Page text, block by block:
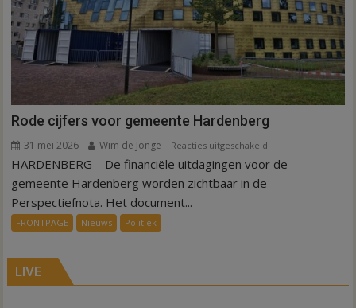
Rode cijfers voor gemeente Hardenberg
31 mei 2026 Wim de Jonge Reacties uitgeschakeld
Rode
HARDENBERG – De financiële uitdagingen voor de
gemeente Hardenberg worden zichtbaar in de
Perspectiefnota. Het document...
FRONTPAGE Nieuws Politiek
LIVE